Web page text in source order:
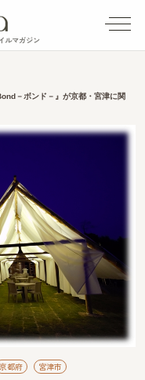
ルマガジン
－ボンド－』が京都・宮津に関
京都府 宮津市